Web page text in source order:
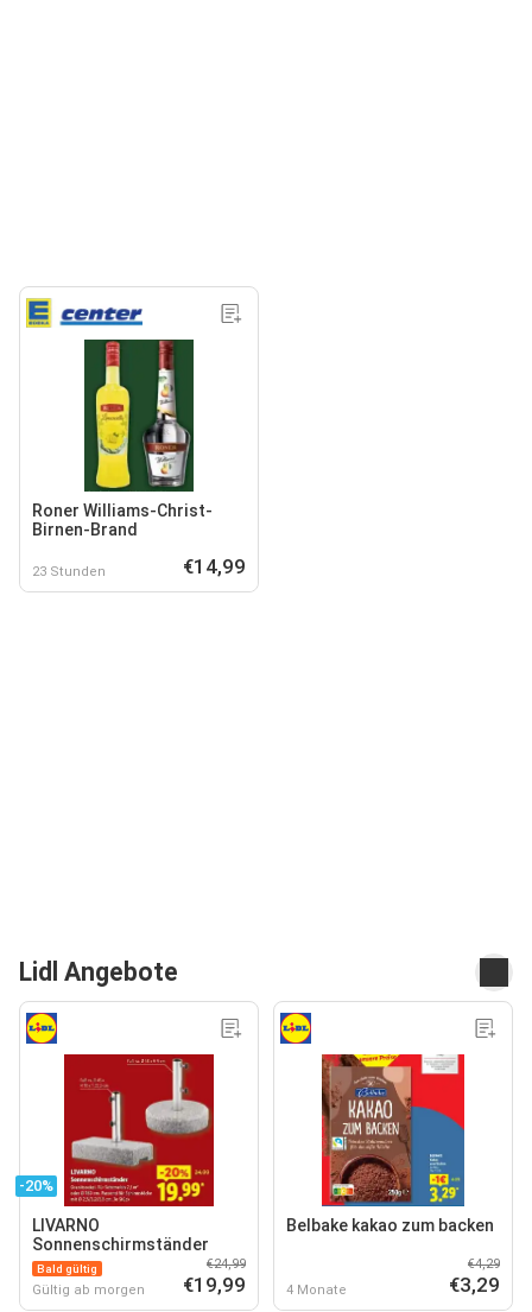
Roner Williams-Christ-
Birnen-Brand
23 Stunden €14,99
Lidl Angebote
-20%
LIVARNO
Sonnenschirmständer
Bald gültig
Gültig ab morgen
€24,99
€19,99
Belbake kakao zum backen
4 Monate
€4,29
€3,29